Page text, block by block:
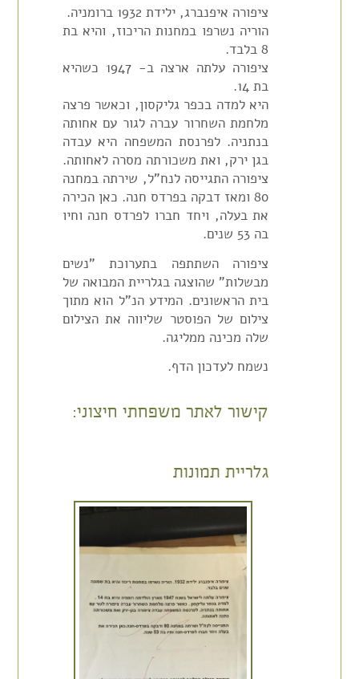
ציפורה איפנברג, ילידת 1932 ברומניה.
הוריה נשרפו במחנות הריכוז, והיא בת
8 בלבד.
ציפורה עלתה ארצה ב- 1947 כשהיא
בת 14.
היא למדה בכפר גליקסון, וכאשר פרצה
מלחמת השחרור עברה לגור עם אחותה
בנתניה. לפרנסת המשפחה היא עבדה
בגן ירק, ואת משכורתה מסרה לאחותה.
ציפורה התגייסה לנח"ל, שירתה במחנה
80 ומאז דבקה בפרדס חנה. כאן הכירה
את בעלה, ויחד חברו לפרדס חנה וחיו
בה 53 שנים.
ציפורה השתתפה בתערוכת "נשים
מבשלות" שהוצגה בגלריית המבואה של
בית הראשונים. המידע הנ"ל הוא מתוך
צילום של הפוסטר שליווה את הצילום
שלה מכינה ממליגה.
נשמח לעדכון הדף.
קישור לאתר משפחתי חיצוני:
גלריית תמונות